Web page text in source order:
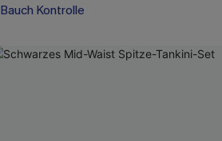
Bauch Kontrolle